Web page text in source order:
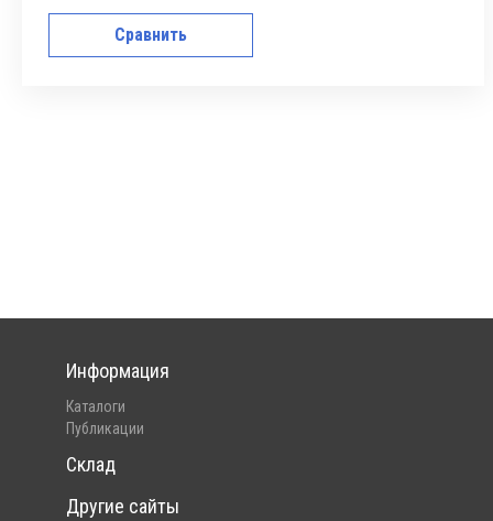
Сравнить
Информация
Каталоги
Публикации
Склад
Другие сайты